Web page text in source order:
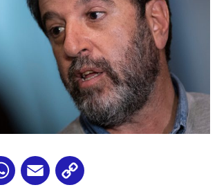
WhatsApp
Email